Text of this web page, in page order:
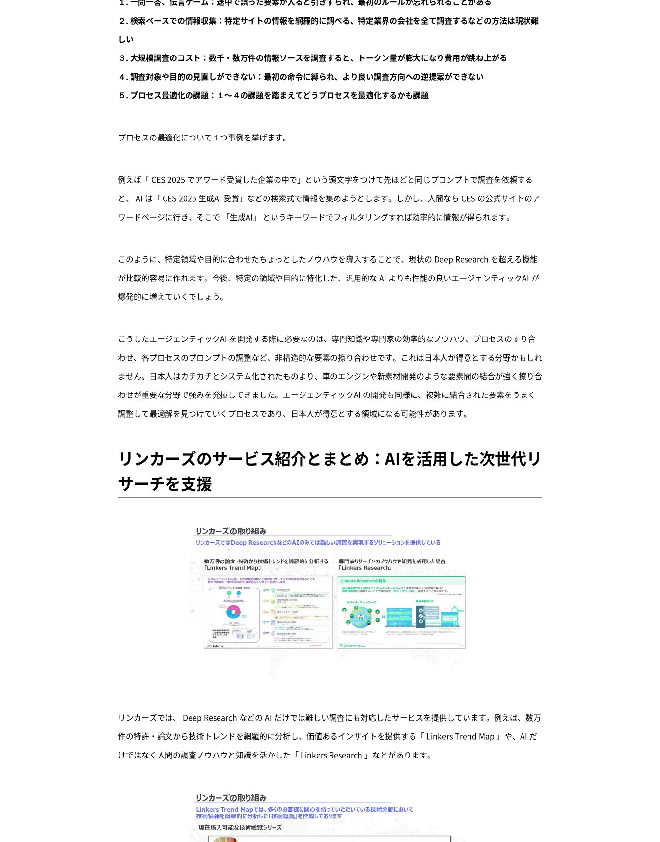
１. 一問一答、伝言ゲーム：途中で誤った要素が入ると引きずられ、最初のルールが忘れられることがある
２. 検索ベースでの情報収集：特定サイトの情報を網羅的に調べる、特定業界の会社を全て調査するなどの方法は現状難
しい
３. 大規模調査のコスト：数千・数万件の情報ソースを調査すると、トークン量が膨大になり費用が跳ね上がる
４. 調査対象や目的の見直しができない：最初の命令に縛られ、より良い調査方向への逆提案ができない
５. プロセス最適化の課題：１〜４の課題を踏まえてどうプロセスを最適化するかも課題
プロセスの最適化について１つ事例を挙げます。
例えば「 CES 2025 でアワード受賞した企業の中で」という頭文字をつけて先ほどと同じプロンプトで調査を依頼する
と、 AI は「 CES 2025 生成AI 受賞」などの検索式で情報を集めようとします。しかし、人間なら CES の公式サイトのア
ワードページに行き、そこで 「生成AI」 というキーワードでフィルタリングすれば効率的に情報が得られます。
このように、特定領域や目的に合わせたちょっとしたノウハウを導入することで、現状の Deep Research を超える機能
が比較的容易に作れます。今後、特定の領域や目的に特化した、汎用的な AI よりも性能の良いエージェンティックAI が
爆発的に増えていくでしょう。
こうしたエージェンティックAI を開発する際に必要なのは、専門知識や専門家の効率的なノウハウ、プロセスのすり合
わせ、各プロセスのプロンプトの調整など、非構造的な要素の擦り合わせです。これは日本人が得意とする分野かもしれ
ません。日本人はカチカチとシステム化されたものより、車のエンジンや新素材開発のような要素間の結合が強く擦り合
わせが重要な分野で強みを発揮してきました。エージェンティックAI の開発も同様に、複雑に結合された要素をうまく
調整して最適解を見つけていくプロセスであり、日本人が得意とする領域になる可能性があります。
リンカーズのサービス紹介とまとめ：AIを活用した次世代リ
サーチを支援
リンカーズでは、 Deep Research などの AI だけでは難しい調査にも対応したサービスを提供しています。例えば、数万
件の特許・論文から技術トレンドを網羅的に分析し、価値あるインサイトを提供する「 Linkers Trend Map 」や、AI だ
けではなく人間の調査ノウハウと知識を活かした「 Linkers Research 」などがあります。